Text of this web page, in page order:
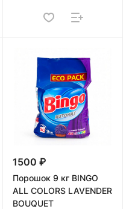
1500 ₽
Порошок 9 кг BINGO
АLL COLORS LAVENDER
BOUQUET